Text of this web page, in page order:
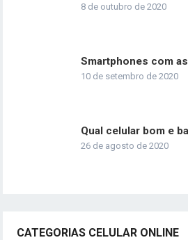
8 de outubro de 2020
Smartphones com
10 de setembro de 2020
Qual celular bom e
26 de agosto de 2020
CATEGORIAS CELULAR ONLINE